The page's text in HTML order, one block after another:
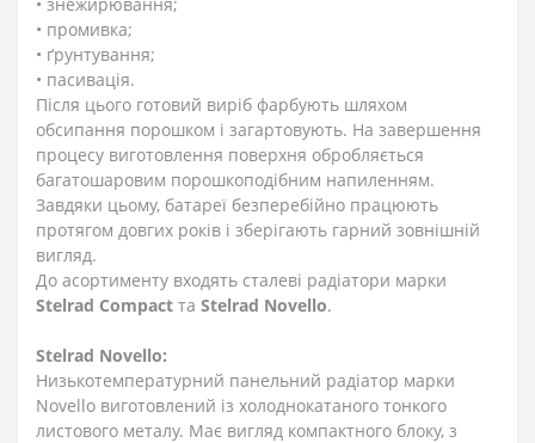
• промивка;
• ґрунтування;
• пасивація.
Після цього готовий виріб фарбують шляхом
обсипання порошком і загартовують. На завершення
процесу виготовлення поверхня обробляється
багатошаровим порошкоподібним напиленням.
Завдяки цьому, батареї безперебійно працюють
протягом довгих років і зберігають гарний зовнішній
вигляд.
До асортименту входять сталеві радіатори марки
Stelrad Compact та Stelrad Novello.
Stelrad Novello:
Низькотемпературний панельний радіатор марки
Novello виготовлений із холоднокатаного тонкого
листового металу. Має вигляд компактного блоку, з